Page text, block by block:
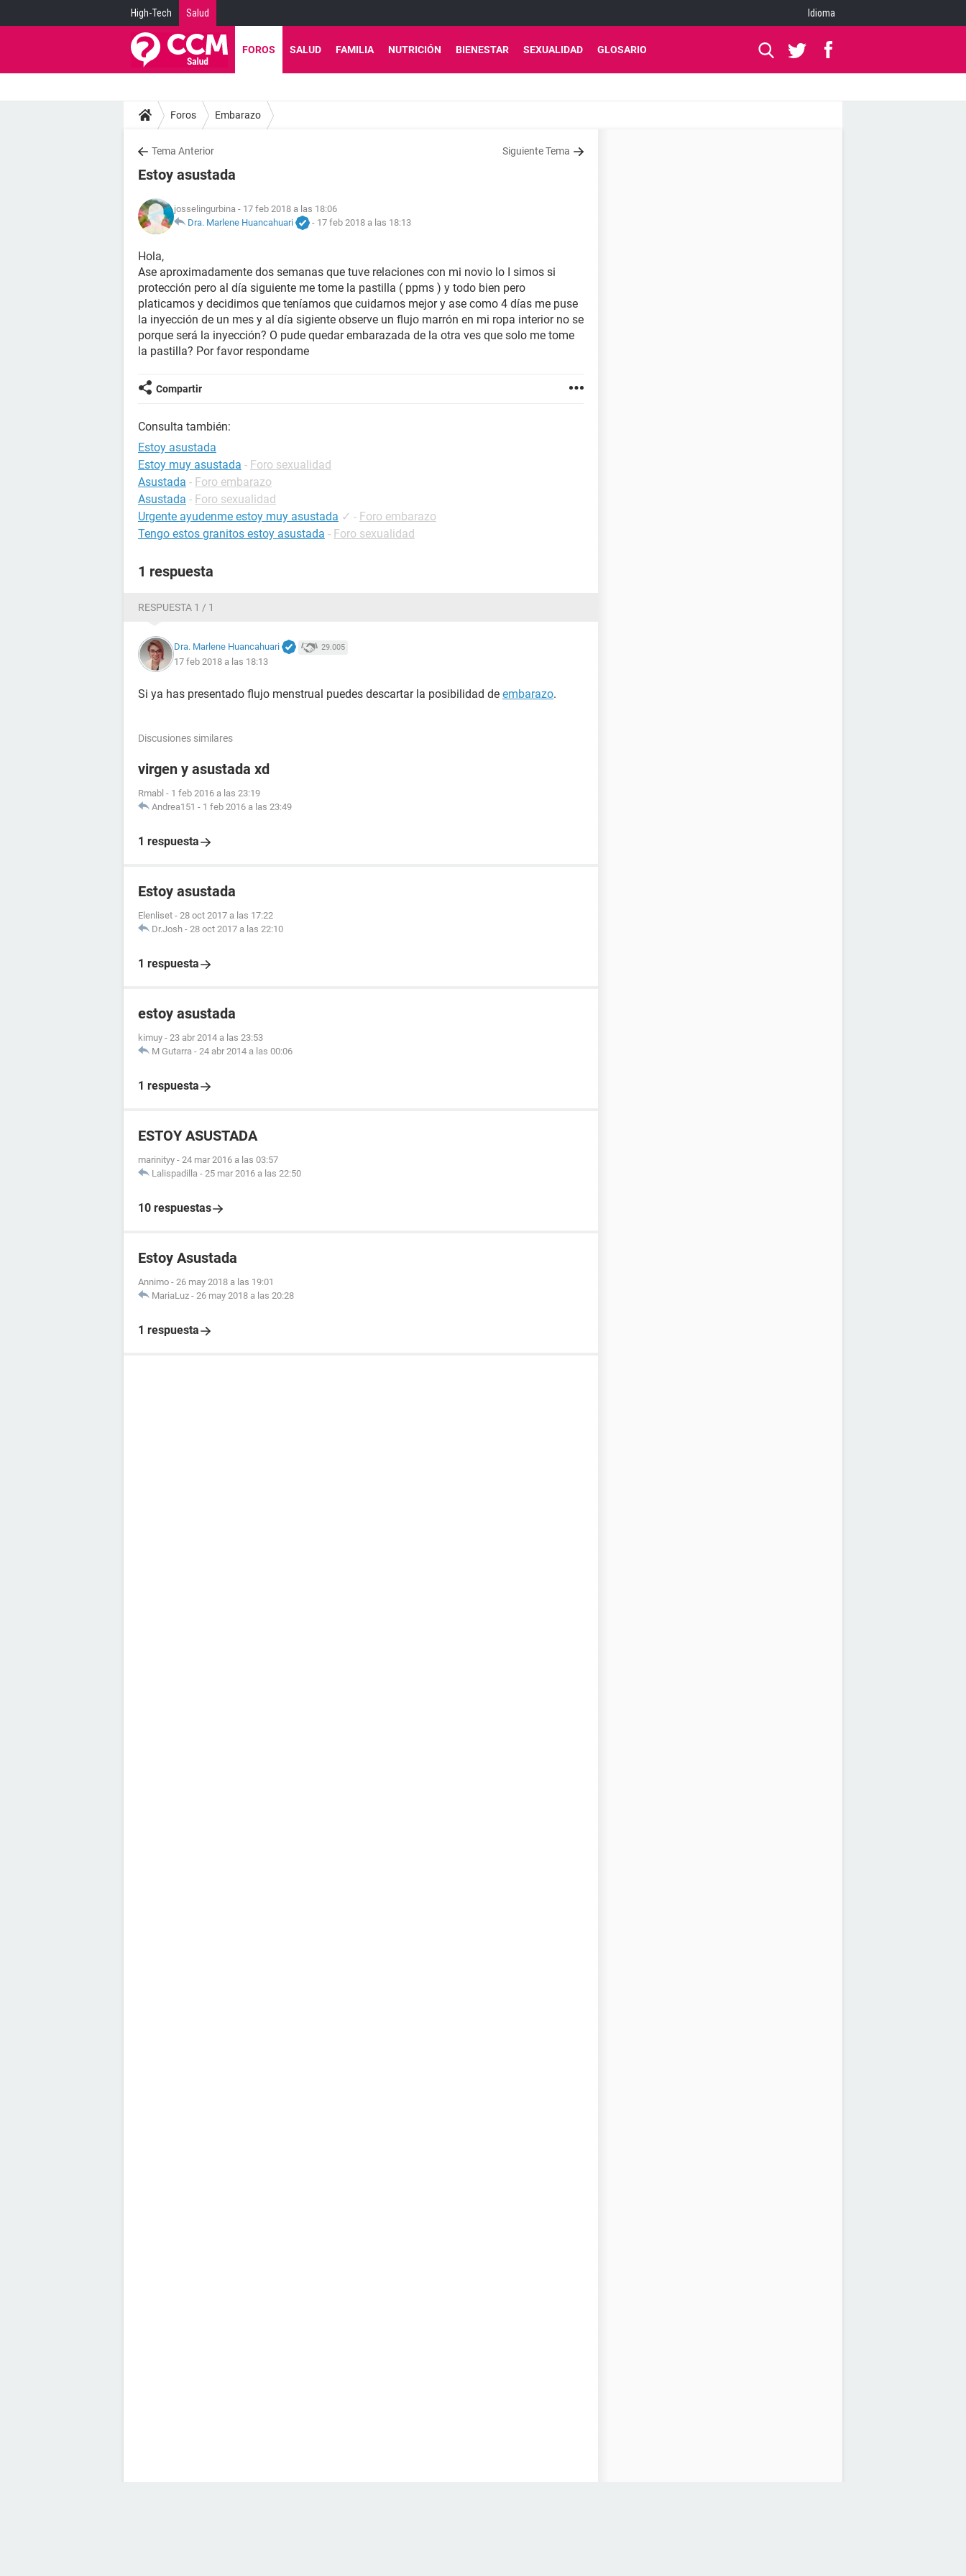
High-Tech Salud Idioma
FOROS SALUD FAMILIA NUTRICIÓN BIENESTAR SEXUALIDAD GLOSARIO
Foros Embarazo
Tema Anterior Siguiente Tema
Estoy asustada
josselingurbina - 17 feb 2018 a las 18:06
Dra. Marlene Huancahuari
- 17 feb 2018 a las 18:13
Hola,
Ase aproximadamente dos semanas que tuve relaciones con mi novio lo I simos si
protección pero al día siguiente me tome la pastilla ( ppms ) y todo bien pero
platicamos y decidimos que teníamos que cuidarnos mejor y ase como 4 días me puse
la inyección de un mes y al día sigiente observe un flujo marrón en mi ropa interior no se
porque será la inyección? O pude quedar embarazada de la otra ves que solo me tome
la pastilla? Por favor respondame
Compartir
Consulta también:
Estoy asustada
Estoy muy asustada - Foro sexualidad
Asustada - Foro embarazo
Asustada - Foro sexualidad
Urgente ayudenme estoy muy asustada ✓ - Foro embarazo
Tengo estos granitos estoy asustada - Foro sexualidad
1 respuesta
RESPUESTA 1 / 1
Dra. Marlene Huancahuari 29.005
17 feb 2018 a las 18:13
Si ya has presentado flujo menstrual puedes descartar la posibilidad de embarazo.
Discusiones similares
virgen y asustada xd
Rmabl - 1 feb 2016 a las 23:19
Andrea151 - 1 feb 2016 a las 23:49
1 respuesta
Estoy asustada
Elenliset - 28 oct 2017 a las 17:22
Dr.Josh - 28 oct 2017 a las 22:10
1 respuesta
estoy asustada
kimuy - 23 abr 2014 a las 23:53
M Gutarra - 24 abr 2014 a las 00:06
1 respuesta
ESTOY ASUSTADA
marinityy - 24 mar 2016 a las 03:57
Lalispadilla - 25 mar 2016 a las 22:50
10 respuestas
Estoy Asustada
Annimo - 26 may 2018 a las 19:01
MariaLuz - 26 may 2018 a las 20:28
1 respuesta